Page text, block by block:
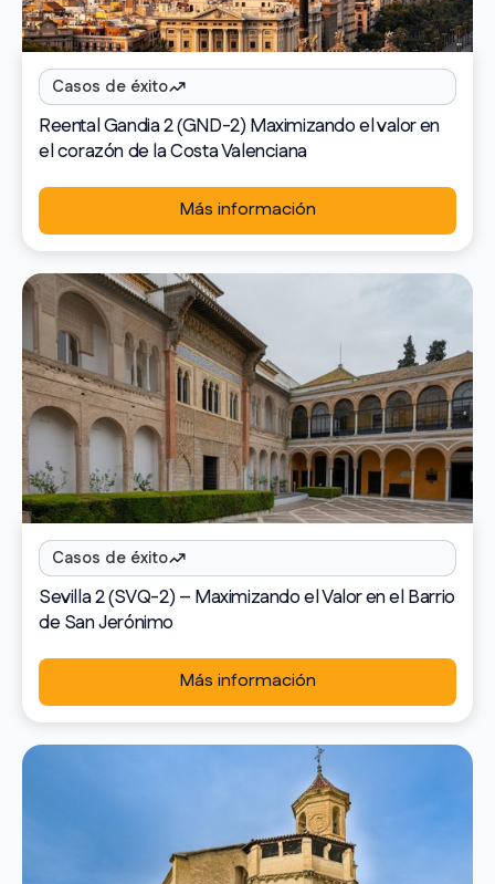
Casos de éxito
Reental Gandia 2 (GND-2) Maximizando el valor en
el corazón de la Costa Valenciana
Más información
Casos de éxito
Sevilla 2 (SVQ-2) – Maximizando el Valor en el Barrio
de San Jerónimo
Más información